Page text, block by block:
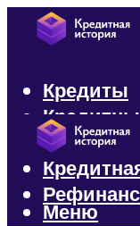
Кредиты
Меню